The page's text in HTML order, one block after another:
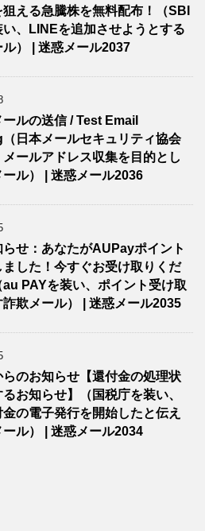
える急騰株を無料配布！（SBI
い、LINEを追加させようとする
） | 迷惑メール2037
ルの送信 / Test Email
日本メールセキュリティ協会
メールアドレス収集を目的とし
ール） | 迷惑メール2036
らせ：あなたがAUPayポイント
ました！今すぐお受け取りくだ
au PAYを装い、ポイント受け取
詐欺メール） | 迷惑メール2035
らのお知らせ【還付金の処理状
お知らせ】（国税庁を装い、
金の電子発行を開始したと伝え
ール） | 迷惑メール2034